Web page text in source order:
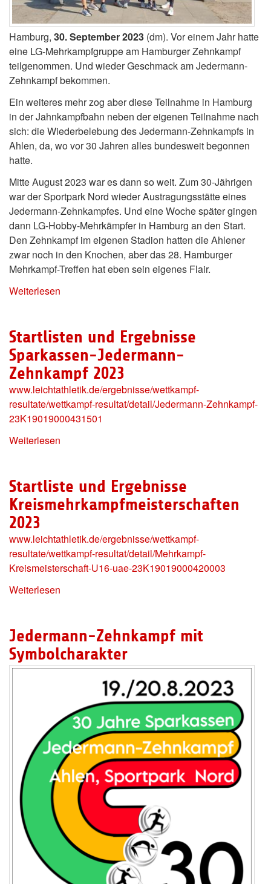
Hamburg, 30. September 2023 (dm). Vor einem Jahr hatte
eine LG-Mehrkampfgruppe am Hamburger Zehnkampf
teilgenommen. Und wieder Geschmack am Jedermann-
Zehnkampf bekommen.
Ein weiteres mehr zog aber diese Teilnahme in Hamburg
in der Jahnkampfbahn neben der eigenen Teilnahme nach
sich: die Wiederbelebung des Jedermann-Zehnkampfs in
Ahlen, da, wo vor 30 Jahren alles bundesweit begonnen
hatte.
Mitte August 2023 war es dann so weit. Zum 30-Jährigen
war der Sportpark Nord wieder Austragungsstätte eines
Jedermann-Zehnkampfes. Und eine Woche später gingen
dann LG-Hobby-Mehrkämpfer in Hamburg an den Start.
Den Zehnkampf im eigenen Stadion hatten die Ahlener
zwar noch in den Knochen, aber das 28. Hamburger
Mehrkampf-Treffen hat eben sein eigenes Flair.
Weiterlesen
Startlisten und Ergebnisse
Sparkassen-Jedermann-
Zehnkampf 2023
www.leichtathletik.de/ergebnisse/wettkampf-
resultate/wettkampf-resultat/detail/Jedermann-Zehnkampf-
23K19019000431501
Weiterlesen
Startliste und Ergebnisse
Kreismehrkampfmeisterschaften
2023
www.leichtathletik.de/ergebnisse/wettkampf-
resultate/wettkampf-resultat/detail/Mehrkampf-
Kreismeisterschaft-U16-uae-23K19019000420003
Weiterlesen
Jedermann-Zehnkampf mit
Symbolcharakter